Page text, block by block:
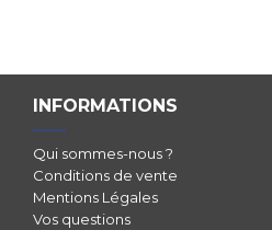
INFORMATIONS
Qui sommes-nous ?
Conditions de vente
Mentions Légales
Vos questions